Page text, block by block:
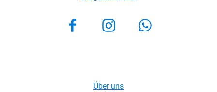
FacebookInstagram
Über uns